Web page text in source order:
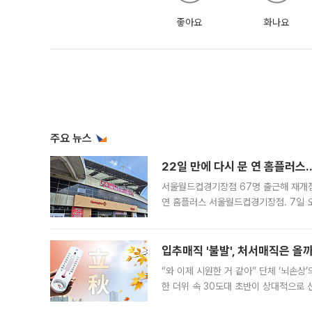
좋아요 화나요
주요 뉴스
22일 만에 다시 문 연 홈플러스
서울월드컵경기장점 67명 출근해 재
연 홈플러스 서울월드컵경기장점. 7일
입추매직 '불발', 처서매직은 올
“와 이제 시원한 거 같아” 단체 ‘뇌손
한 더위 속 30도대 초반이 상대적으로